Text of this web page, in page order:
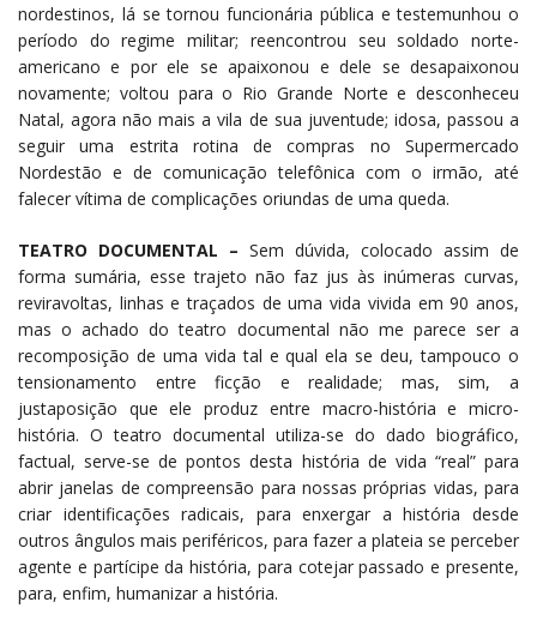
nordestinos, lá se tornou funcionária pública e testemunhou o
período do regime militar; reencontrou seu soldado norte-
americano e por ele se apaixonou e dele se desapaixonou
novamente; voltou para o Rio Grande Norte e desconheceu
Natal, agora não mais a vila de sua juventude; idosa, passou a
seguir uma estrita rotina de compras no Supermercado
Nordestão e de comunicação telefônica com o irmão, até
falecer vítima de complicações oriundas de uma queda.
TEATRO DOCUMENTAL – Sem dúvida, colocado assim de
forma sumária, esse trajeto não faz jus às inúmeras curvas,
reviravoltas, linhas e traçados de uma vida vivida em 90 anos,
mas o achado do teatro documental não me parece ser a
recomposição de uma vida tal e qual ela se deu, tampouco o
tensionamento entre ficção e realidade; mas, sim, a
justaposição que ele produz entre macro-história e micro-
história. O teatro documental utiliza-se do dado biográfico,
factual, serve-se de pontos desta história de vida “real” para
abrir janelas de compreensão para nossas próprias vidas, para
criar identificações radicais, para enxergar a história desde
outros ângulos mais periféricos, para fazer a plateia se perceber
agente e partícipe da história, para cotejar passado e presente,
para, enfim, humanizar a história.